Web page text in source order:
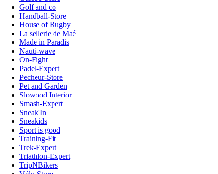
Golf and co
Handball-Store
House of Rugby
La sellerie de Maé
Made in Paradis
Nauti-wave
On-Fight
Padel-Expert
Pecheur-Store
Pet and Garden
Slowood Interior
Smash-Expert
Sneak'In
Sneakids
Sport is good
Training-Fit
Trek-Expert
Triathlon-Expert
TripNBikers